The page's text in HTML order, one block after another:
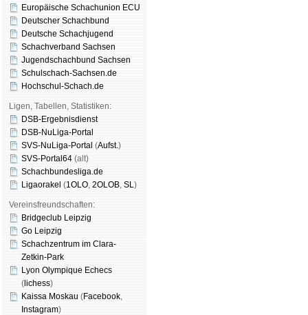
Europäische Schachunion ECU
Deutscher Schachbund
Deutsche Schachjugend
Schachverband Sachsen
Jugendschachbund Sachsen
Schulschach-Sachsen.de
Hochschul-Schach.de
Ligen, Tabellen, Statistiken:
DSB-Ergebnisdienst
DSB-NuLiga-Portal
SVS-NuLiga-Portal (Aufst.)
SVS-Portal64 (alt)
Schachbundesliga.de
Ligaorakel (1OLO, 2OLOB, SL)
Vereinsfreundschaften:
Bridgeclub Leipzig
Go Leipzig
Schachzentrum im Clara-
Zetkin-Park
Lyon Olympique Echecs
( lichess)
Kaissa Moskau (Face­book,
Insta­gram)